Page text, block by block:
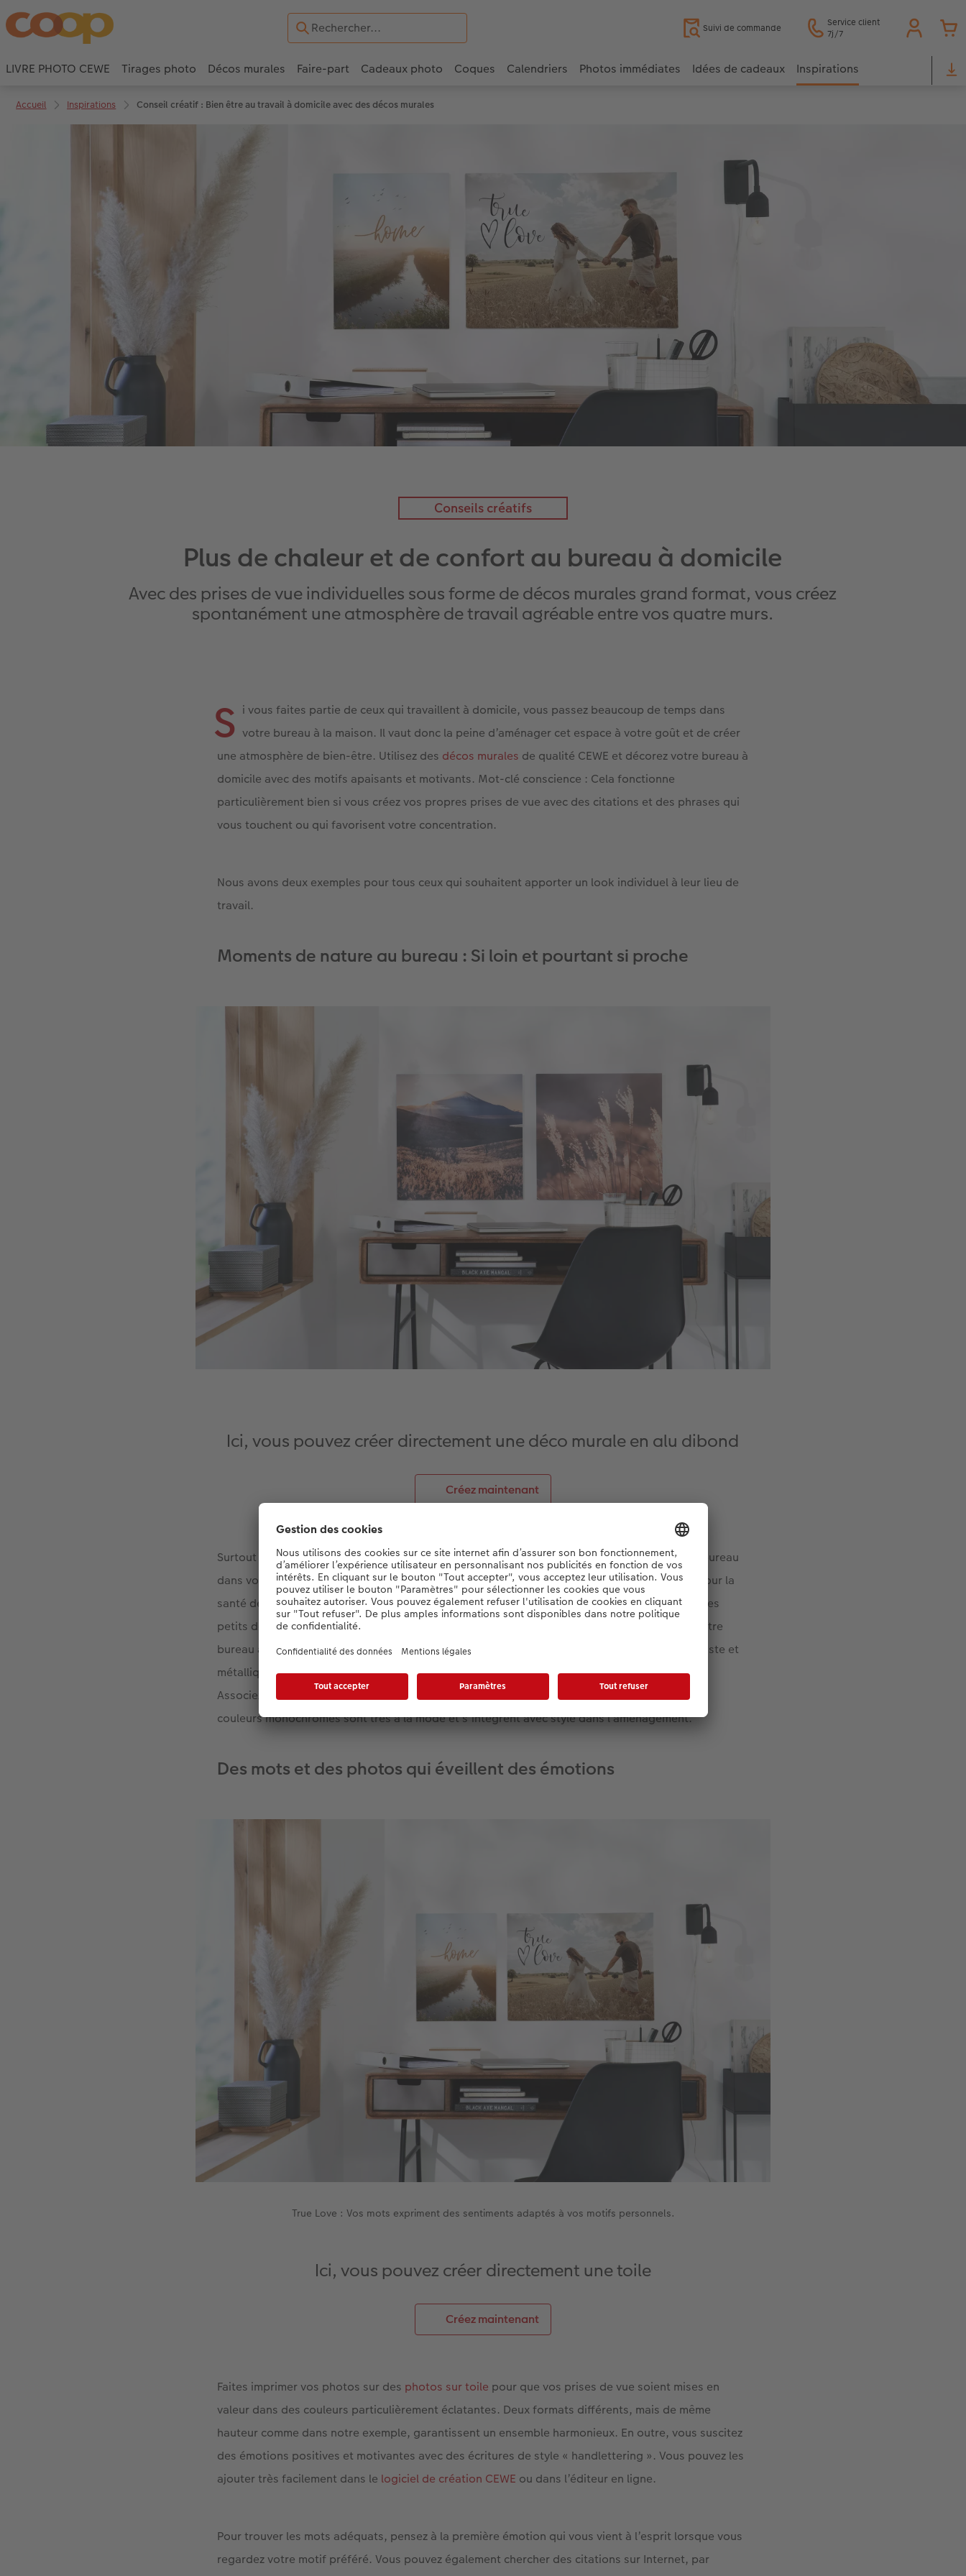
Suivi de commande
Service client
7j/7
LIVRE PHOTO CEWE Tirages photo Décos murales Faire-part Cadeaux photo Coques Calendriers Photos immédiates Idées de cadeaux Inspirations
Accueil Inspirations Conseil créatif : Bien être au travail à domicile avec des décos murales
Conseils créatifs
Plus de chaleur et de confort au bureau à domicile
Avec des prises de vue individuelles sous forme de décos murales grand format, vous créez
spontanément une atmosphère de travail agréable entre vos quatre murs.
S i vous faites partie de ceux qui travaillent à domicile, vous passez beaucoup de temps dans
votre bureau à la maison. Il vaut donc la peine d’aménager cet espace à votre goût et de créer
une atmosphère de bien-être. Utilisez des décos murales de qualité CEWE et décorez votre bureau à
domicile avec des motifs apaisants et motivants. Mot-clé conscience : Cela fonctionne
particulièrement bien si vous créez vos propres prises de vue avec des citations et des phrases qui
vous touchent ou qui favorisent votre concentration.
Nous avons deux exemples pour tous ceux qui souhaitent apporter un look individuel à leur lieu de
travail.
Moments de nature au bureau : Si loin et pourtant si proche
Ici, vous pouvez créer directement une déco murale en alu dibond
Créez maintenant
Surtout si vous n’avez pas de fenêtre avec vue sur la verdure, la nature est très éloignée du bureau
dans votre esprit. Pourtant, il est si bon sur le plan émotionnel, et d’ailleurs très important pour la
santé des yeux, de porter de temps en temps son regard au loin, tout en examinant de près les
petits détails comme les fleurs et les feuilles. Retrouvez cette atmosphère apaisante dans votre
bureau à domicile en faisant imprimer des photos de nature sur
. Le matériau robuste et
métallique contraste avec élégance avec le motif et donne une impression d’extrême qualité.
Associez par exemple une photo panoramique avec une photo de détail. Notre conseil : Les
couleurs monochromes sont très à la mode et s’intègrent avec style dans l’aménagement.
Des mots et des photos qui éveillent des émotions
True Love : Vos mots expriment des sentiments adaptés à vos motifs personnels.
Ici, vous pouvez créer directement une toile
Créez maintenant
Faites imprimer vos photos sur des photos sur toile pour que vos prises de vue soient mises en
valeur dans des couleurs particulièrement éclatantes. Deux formats différents, mais de même
hauteur comme dans notre exemple, garantissent un ensemble harmonieux. En outre, vous suscitez
des émotions positives et motivantes avec des écritures de style « handlettering ». Vous pouvez les
ajouter très facilement dans le logiciel de création CEWE ou dans l’éditeur en ligne.
Pour trouver les mots adéquats, pensez à la première émotion qui vous vient à l’esprit lorsque vous
regardez votre motif préféré. Vous pouvez également chercher des citations sur Internet, par